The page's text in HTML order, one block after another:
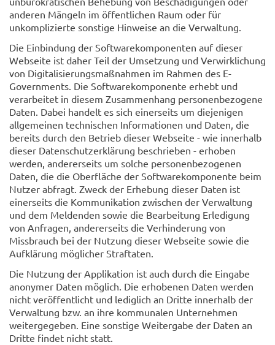
anderen Mängeln im öffentlichen Raum oder für
unkomplizierte sonstige Hinweise an die Verwaltung.
Die Einbindung der Softwarekomponenten auf dieser
Webseite ist daher Teil der Umsetzung und Verwirklichung
von Digitalisierungsmaßnahmen im Rahmen des E-
Governments. Die Softwarekomponente erhebt und
verarbeitet in diesem Zusammenhang personenbezogene
Daten. Dabei handelt es sich einerseits um diejenigen
allgemeinen technischen Informationen und Daten, die
bereits durch den Betrieb dieser Webseite - wie innerhalb
dieser Datenschutzerklärung beschrieben - erhoben
werden, andererseits um solche personenbezogenen
Daten, die die Oberfläche der Softwarekomponente beim
Nutzer abfragt. Zweck der Erhebung dieser Daten ist
einerseits die Kommunikation zwischen der Verwaltung
und dem Meldenden sowie die Bearbeitung Erledigung
von Anfragen, andererseits die Verhinderung von
Missbrauch bei der Nutzung dieser Webseite sowie die
Aufklärung möglicher Straftaten.
Die Nutzung der Applikation ist auch durch die Eingabe
anonymer Daten möglich. Die erhobenen Daten werden
nicht veröffentlicht und lediglich an Dritte innerhalb der
Verwaltung bzw. an ihre kommunalen Unternehmen
weitergegeben. Eine sonstige Weitergabe der Daten an
Dritte findet nicht statt.